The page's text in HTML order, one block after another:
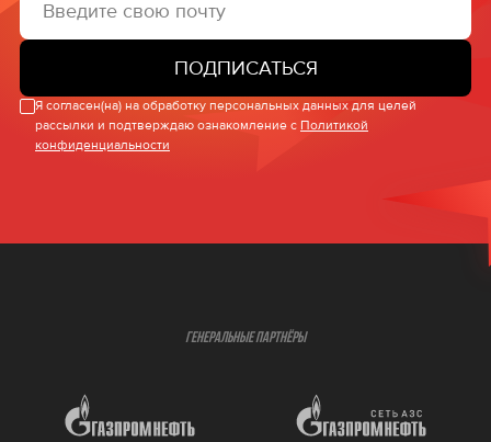
ПОДПИСАТЬСЯ
Я согласен(на) на обработку персональных данных для целей
рассылки и подтверждаю ознакомление с Политикой
конфиденциальности
ГЕНЕРАЛЬНЫЕ ПАРТНЁРЫ